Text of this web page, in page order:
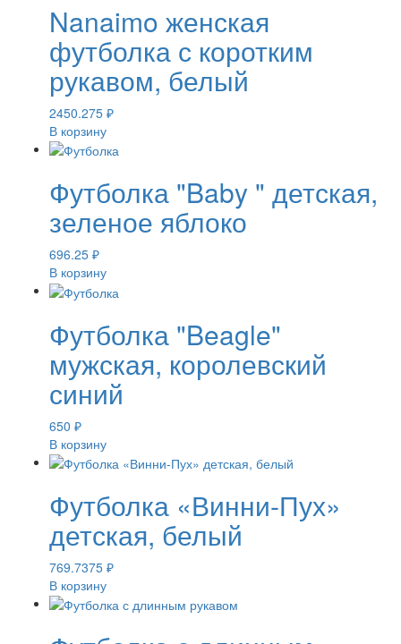
Nanaimo женская
футболка с коротким
рукавом, белый
2450.275 ₽
В корзину
Футболка "Baby " детская,
зеленое яблоко
696.25 ₽
В корзину
Футболка "Beagle"
мужская, королевский
синий
650 ₽
В корзину
Футболка «Винни-Пух»
детская, белый
769.7375 ₽
В корзину